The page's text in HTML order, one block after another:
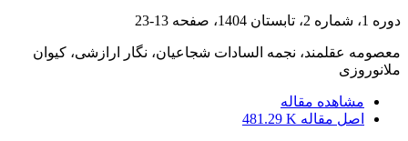
دوره 1، شماره 2، تابستان 1404، صفحه 13-23
معصومه عقلمند، نجمه السادات شجاعیان، نگار ارازشی، کیوان
ملانوروزی
مشاهده مقاله
اصل مقاله 481.29 K